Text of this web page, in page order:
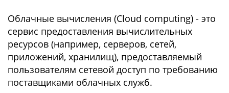
Облачные вычисления (Cloud computing) - это
сервис предоставления вычислительных
ресурсов (например, серверов, сетей,
приложений, хранилищ), предоставляемый
пользователям сетевой доступ по требованию
поставщиками облачных служб.